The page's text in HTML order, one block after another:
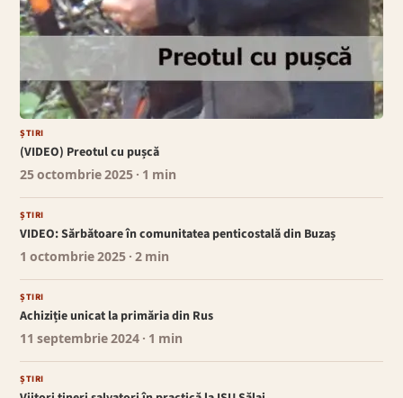
ȘTIRI
(VIDEO) Preotul cu pușcă
25 octombrie 2025 · 1 min
ȘTIRI
VIDEO: Sărbătoare în comunitatea penticostală din Buzaș
1 octombrie 2025 · 2 min
ȘTIRI
Achiziție unicat la primăria din Rus
11 septembrie 2024 · 1 min
ȘTIRI